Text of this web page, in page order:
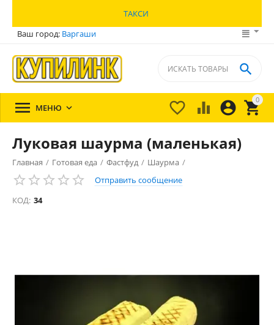
ТАКСИ
Ваш город: Варгаши
0


 

 МЕНЮ 
Луковая шаурма (маленькая)
Главная / Готовая еда / Фастфуд / Шаурма /
Отправить сообщение
КОД: 34